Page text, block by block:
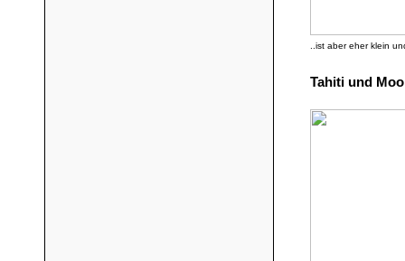
..ist aber eher klein
Tahiti und